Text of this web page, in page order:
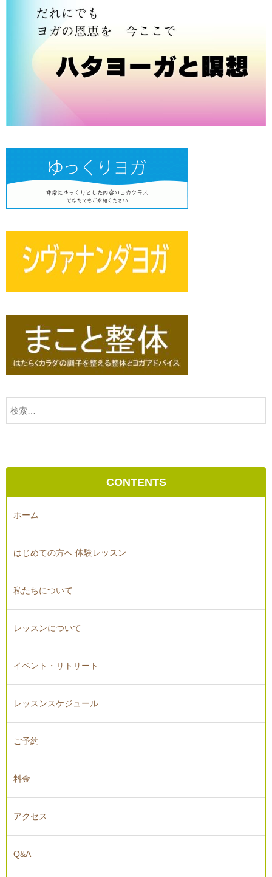
CONTENTS
ホーム
はじめての方へ 体験レッスン
私たちについて
レッスンについて
イベント・リトリート
レッスンスケジュール
ご予約
料金
アクセス
Q&A